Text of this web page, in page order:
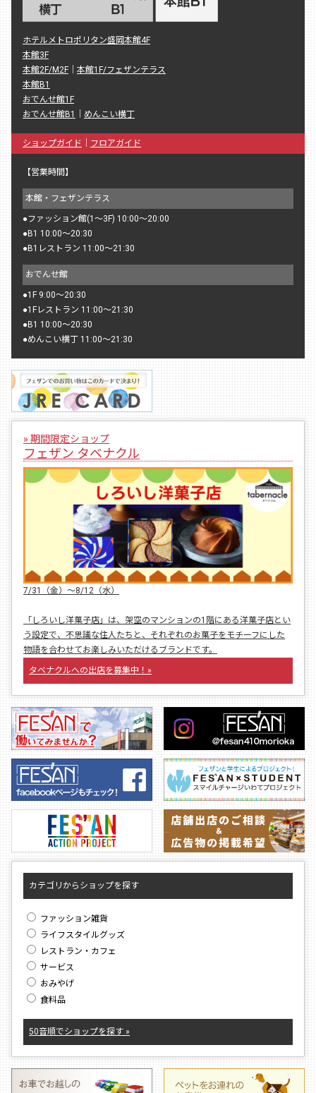
ホテルメトロポリタン盛岡本館4F
本館3F
本館2F/M2F
本館1F/フェザンテラス
本館B1
おでんせ館1F
おでんせ館B1
めんこい横丁
ショップガイド フロアガイド
【営業時間】
本館・フェザンテラス
●ファッション館(1〜3F) 10:00〜20:00
●B1 10:00〜20:30
●B1レストラン 11:00〜21:30
おでんせ館
●1F 9:00〜20:30
●1Fレストラン 11:00〜21:30
●B1 10:00〜20:30
●めんこい横丁 11:00〜21:30
» 期間限定ショップ
フェザン タベナクル
7/31（金）〜8/12（水）
「しろいし洋菓子店」は、架空のマンションの1階にある洋菓子店とい
う設定で、不思議な住人たちと、それぞれのお菓子をモチーフにした
物語を合わせてお楽しみいただけるブランドです。
タベナクルへの出店を募集中！»
カテゴリからショップを探す
ファッション雑貨
ライフスタイルグッズ
レストラン・カフェ
サービス
おみやげ
食料品
50音順でショップを探す »